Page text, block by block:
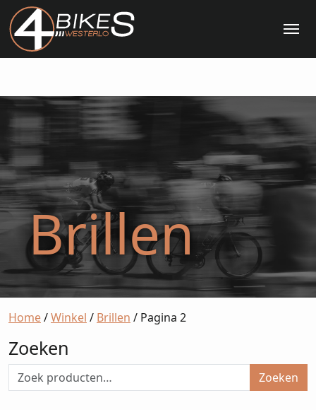
Brillen
Home/Winkel / Brillen / Pagina 2
Zoeken
Zoeken